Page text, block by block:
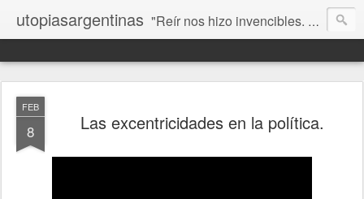
utopiasargentinas "Reír nos hizo invencibles. No como los que siempre ganan, sino como aquellos que no se rinden”. Frida Kahlo
FEB
8 Las excentricidades en la política.